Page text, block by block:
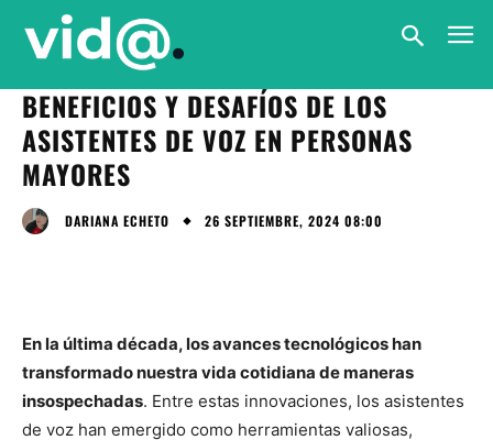
BENEFICIOS Y DESAFÍOS DE LOS
ASISTENTES DE VOZ EN PERSONAS
MAYORES
DARIANA ECHETO 26 SEPTIEMBRE, 2024 08:00
En la última década, los avances tecnológicos han
transformado nuestra vida cotidiana de maneras
insospechadas. Entre estas innovaciones, los asistentes
de voz han emergido como herramientas valiosas,